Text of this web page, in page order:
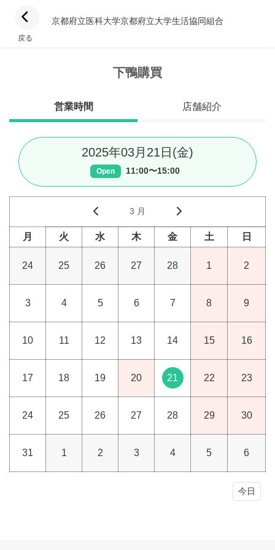
戻る
京都府立医科大学京都府立大学生活協同組合
下鴨購買
営業時間 店舗紹介
2025年03月21日(金)
Open 11:00〜15:00
3 月
月 火 水 木 金 土 日
24 25 26 27 28 1 2
3 4 5 6 7 8 9
10 11 12 13 14 15 16
17 18 19 20 21 22 23
24 25 26 27 28 29 30
31 1 2 3 4 5 6
今日